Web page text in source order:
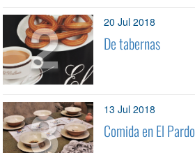
2 20 Jul 2018
De tabernas
3 13 Jul 2018
Comida en El Pardo